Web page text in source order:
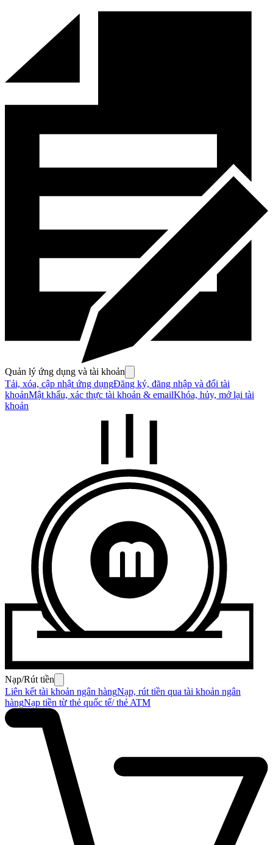
Quản lý ứng dụng và tài khoản
Tải, xóa, cập nhật ứng dụngĐăng ký, đăng nhập và đổi tài
khoảnMật khẩu, xác thực tài khoản & emailKhóa, hủy, mở lại tài
khoản
Nạp/Rút tiền
Liên kết tài khoản ngân hàngNạp, rút tiền qua tài khoản ngân
hàngNạp tiền từ thẻ quốc tế/ thẻ ATM